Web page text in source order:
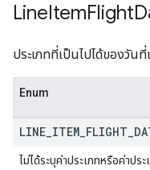
LineItemFlight
ประเภทที่เป็นไปได้ของวัน
Enum
LINE ITEM FLIGHT
ไม่ได้ระบุค่าประเภทหรือค่าปร